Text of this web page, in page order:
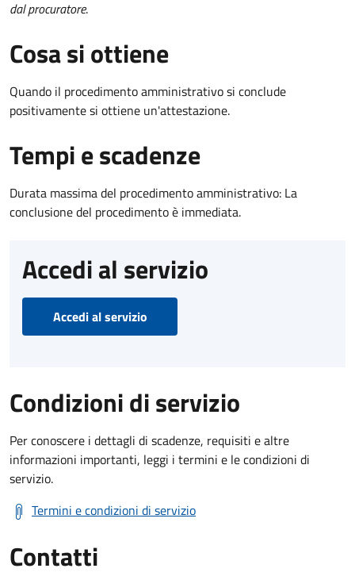
dal procuratore.
Cosa si ottiene
Quando il procedimento amministrativo si conclude
positivamente si ottiene un'attestazione.
Tempi e scadenze
Durata massima del procedimento amministrativo: La
conclusione del procedimento è immediata.
Accedi al servizio
Accedi al servizio
Condizioni di servizio
Per conoscere i dettagli di scadenze, requisiti e altre
informazioni importanti, leggi i termini e le condizioni di
servizio.
Termini e condizioni di servizio
Contatti